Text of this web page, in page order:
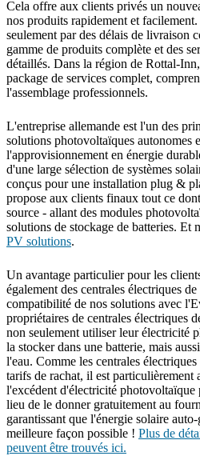
Cela offre aux clients privés un
nos produits rapidement et
seulement par des délais de livraison
gamme de produits complète et des
détaillés. Dans la région de Rottal-
package de services complet,
l'assemblage professionnels.
L'entreprise allemande est l'un des
solutions photovoltaïques autonomes
l'approvisionnement en énergie
d'une large sélection de systèmes
conçus pour une installation plug &
propose aux clients finaux tout ce
source - allant des modules
solutions de stockage de batteries. Et
PV solutions.
Un avantage particulier pour les
également des centrales électriques
compatibilité de nos solutions avec
propriétaires de centrales électriques
non seulement utiliser leur électricité
la stocker dans une batterie, mais
l'eau. Comme les centrales
tarifs de rachat, il est particulièrement
l'excédent d'électricité photovoltaïque
lieu de le donner gratuitement au
garantissant que l'énergie solaire
meilleure façon possible ! Plus de
peuvent être trouvés ici.